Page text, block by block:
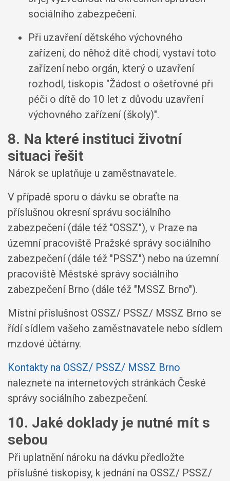
sociálního zabezpečení.
Při uzavření dětského výchovného
zařízení, do něhož dítě chodí, vystaví toto
zařízení nebo orgán, který o uzavření
rozhodl, tiskopis "Žádost o ošetřovné při
péči o dítě do 10 let z důvodu uzavření
výchovného zařízení (školy)".
8. Na které instituci životní
situaci řešit
Nárok se uplatňuje u zaměstnavatele.
V případě sporu o dávku se obraťte na
příslušnou okresní správu sociálního
zabezpečení (dále též "OSSZ"), v Praze na
územní pracoviště Pražské správy sociálního
zabezpečení (dále též "PSSZ") nebo na územní
pracoviště Městské správy sociálního
zabezpečení Brno (dále též "MSSZ Brno").
Místní příslušnost OSSZ/ PSSZ/ MSSZ Brno se
řídí sídlem vašeho zaměstnavatele nebo sídlem
mzdové účtárny.
Kontakty na OSSZ/ PSSZ/ MSSZ Brno
naleznete na internetových stránkách České
správy sociálního zabezpečení.
10. Jaké doklady je nutné mít s
sebou
Při uplatnění nároku na dávku předložte
příslušné tiskopisy, k jednání na OSSZ/ PSSZ/